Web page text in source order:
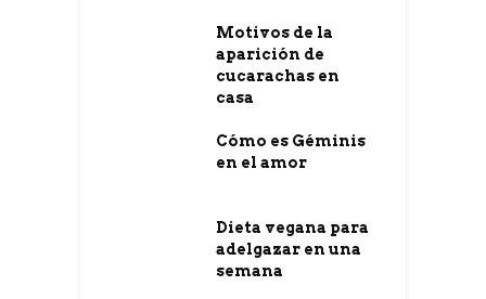
Motivos de la
aparición de
cucarachas en
casa
Cómo es Géminis
en el amor
Dieta vegana para
adelgazar en una
semana